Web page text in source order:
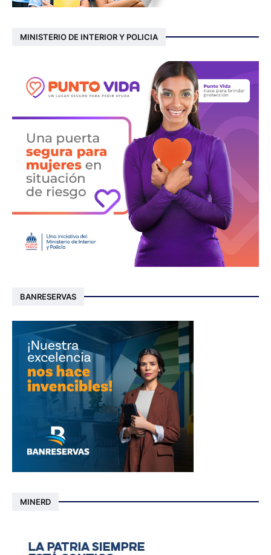
MINISTERIO DE INTERIOR Y POLICIA
BANRESERVAS
MINERD